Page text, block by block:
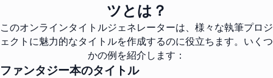
ツとは？
このオンラインタイトルジェネレーターは、様々な執筆プロジ
ェクトに魅力的なタイトルを作成するのに役立ちます。いくつ
かの例を紹介します：
ファンタジー本のタイトル